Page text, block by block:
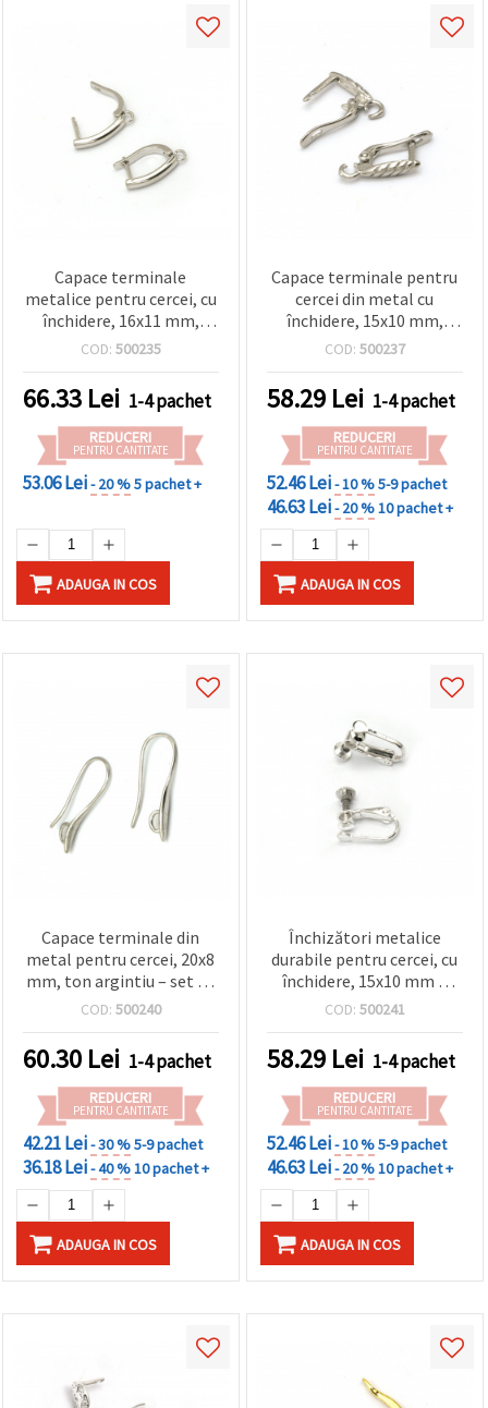
Capace terminale
metalice pentru cercei, cu
închidere, 16x11 mm,
orificiu 1,5 mm, culoare
COD: 500235
66.33 Lei 1-4 pachet
REDUCERI
PENTRU CANTITATE
53.06 Lei- 20 %5 pachet +
ADAUGA IN COS
Capace terminale pentru
cercei din metal cu
închidere, 15x10 mm,
orificiu 2 mm, culoare
accesorii bijuterii DIY
COD: 500237
58.29 Lei 1-4 pachet
REDUCERI
PENTRU CANTITATE
52.46 Lei- 10 %5-9 pachet
46.63 Lei- 20 %10 pachet +
ADAUGA IN COS
Capace terminale din
metal pentru cercei, 20x8
mm, ton argintiu – set 10
buc.
COD: 500240
60.30 Lei 1-4 pachet
REDUCERI
PENTRU CANTITATE
42.21 Lei- 30 %5-9 pachet
36.18 Lei- 40 %10 pachet +
ADAUGA IN COS
Închizători metalice
durabile pentru cercei, cu
închidere, 15x10 mm –
argintiu elegant, set 10
COD: 500241
58.29 Lei 1-4 pachet
REDUCERI
PENTRU CANTITATE
52.46 Lei- 10 %5-9 pachet
46.63 Lei- 20 %10 pachet +
ADAUGA IN COS